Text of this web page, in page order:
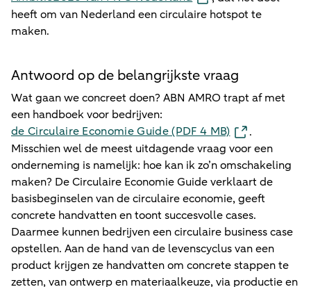
heeft om van Nederland een circulaire hotspot te
maken.
Antwoord op de belangrijkste vraag
Wat gaan we concreet doen? ABN AMRO trapt af met
een handboek voor bedrijven:
de Circulaire Economie Guide​ (PDF 4 MB)
.
Misschien wel de meest uitdagende vraag voor een
onderneming is namelijk: hoe kan ik zo’n omschakeling
maken? De Circulaire Economie Guide verklaart de
basisbeginselen van de circulaire economie, geeft
concrete handvatten en toont succesvolle cases.
Daarmee kunnen bedrijven een circulaire business case
opstellen. Aan de hand van de levenscyclus van een
product krijgen ze handvatten om concrete stappen te
zetten, van ontwerp en materiaalkeuze, via productie en